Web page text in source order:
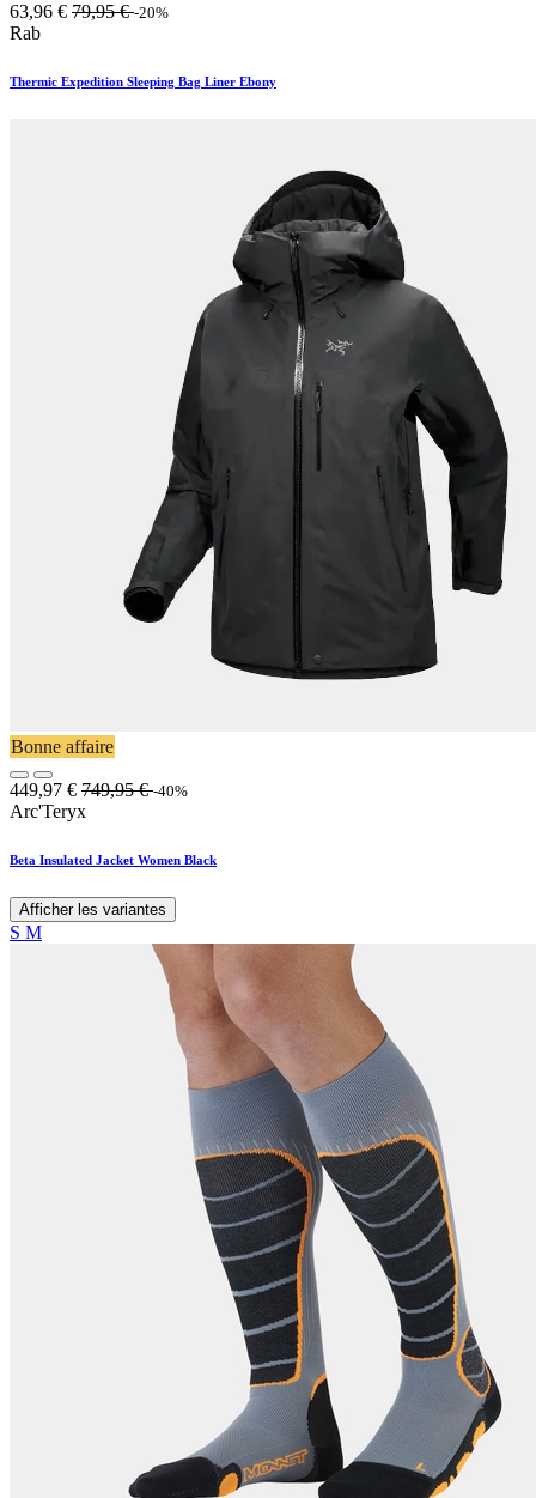
63,96 € 79,95€ -20%
Rab
Thermic Expedition Sleeping Bag Liner Ebony
Bonne affaire
449,97 € 749,95€ -40%
Arc'Teryx
Beta Insulated Jacket Women Black
Afficher les variantes
S M